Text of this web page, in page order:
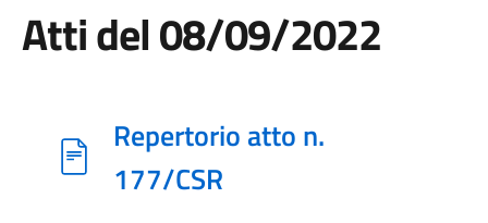
Atti del 08/09/2022
Repertorio atto n.
177/CSR